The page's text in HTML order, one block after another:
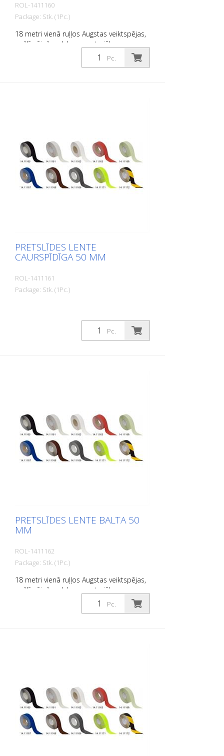
ROL-1411160
Package: Stk. (1Pc.)
18 metri vienā ruļļos Augstas veiktspējas,
pašlīmējošs, plakans materiāls ar
maksimālu saķeri un lielisku
pielāgojamību. Ideāli piemērots ieklāšanai
Pc.
PRETSLĪDES LENTE
CAURSPĪDĪGA 50 MM
ROL-1411161
Package: Stk. (1Pc.)
Pc.
PRETSLĪDES LENTE BALTA 50
MM
ROL-1411162
Package: Stk. (1Pc.)
18 metri vienā ruļļos Augstas veiktspējas,
pašlīmējošs, plakans materiāls ar
maksimālu saķeri un lielisku
pielāgojamību. Ideāli piemērots ieklāšanai
Pc.